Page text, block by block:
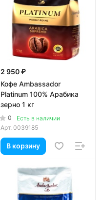
2 950 ₽
Кофе Ambassador
Platinum 100% Арабика
зерно 1 кг
0
Есть в наличии
Арт. 0039185
В корзину